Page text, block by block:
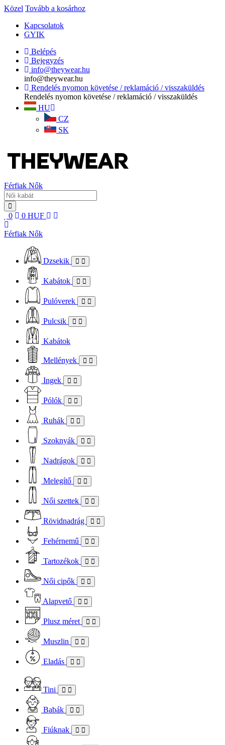
Közel Tovább a kosárhoz
Kapcsolatok
GYIK
Belépés
Bejegyzés
info@theywear.hu
info@theywear.hu
Rendelés nyomon követése / reklamáció / visszaküldés
Rendelés nyomon követése / reklamáció / visszaküldés
HU
CZ
SK
Férfiak Nők
0 0 HUF
Férfiak Nők
Dzsekik
Kabátok
Pulóverek
Pulcsik
Kabátok
Mellények
Ingek
Pólók
Ruhák
Szoknyák
Nadrágok
Melegítő
Női szettek
Rövidnadrág
Fehérnemű
Tartozékok
Női cipők
Alapvető
Plusz méret
Muszlin
Eladás
Tini
Babák
Fiúknak